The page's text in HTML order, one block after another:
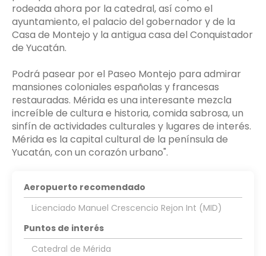
rodeada ahora por la catedral, así como el
ayuntamiento, el palacio del gobernador y de la
Casa de Montejo y la antigua casa del Conquistador
de Yucatán.
Podrá pasear por el Paseo Montejo para admirar
mansiones coloniales españolas y francesas
restauradas. Mérida es una interesante mezcla
increíble de cultura e historia, comida sabrosa, un
sinfín de actividades culturales y lugares de interés.
Mérida es la capital cultural de la península de
Aeropuerto recomendado
Licenciado Manuel Crescencio Rejon Int (MID)
Puntos de interés
Catedral de Mérida